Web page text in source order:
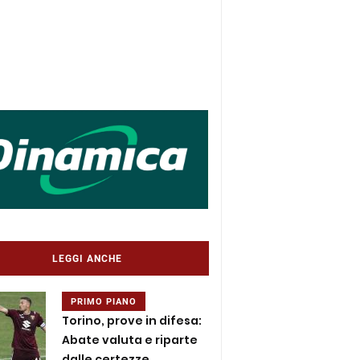
LEGGI ANCHE
PRIMO PIANO
Torino, prove in difesa:
Abate valuta e riparte